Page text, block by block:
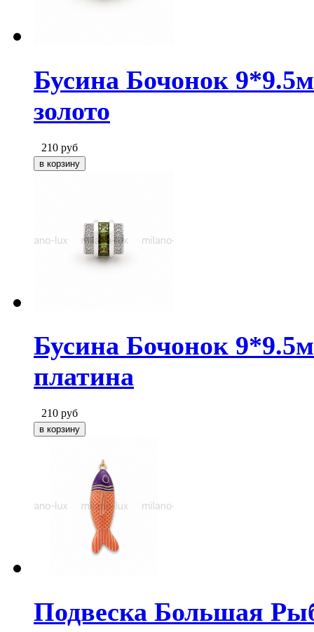
Бусина Бочонок
золото
210 руб
Бусина Бочонок
платина
210 руб
Подвеска Большая